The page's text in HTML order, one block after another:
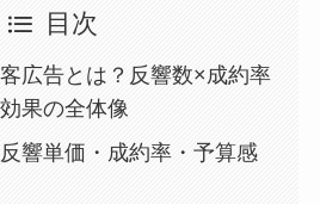
目次
広告とは？反響数×成約率
果の全体像
響単価・成約率・予算感